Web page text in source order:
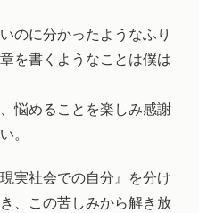
のに分かったようなふり
を書くようなことは僕は
悩めることを楽しみ感謝
。
実社会での自分』を分け
、この苦しみから解き放